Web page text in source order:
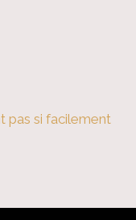
pas si facilement